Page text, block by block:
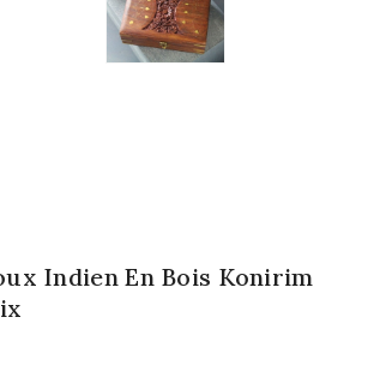
Indien En Bois Konirim